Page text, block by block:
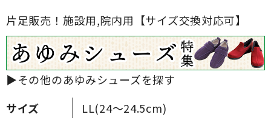
片足販売！施設用,院内用【サイズ交換対応可】
サイズ
LL(24～24.5cm)
▶その他のあゆみシューズを探す